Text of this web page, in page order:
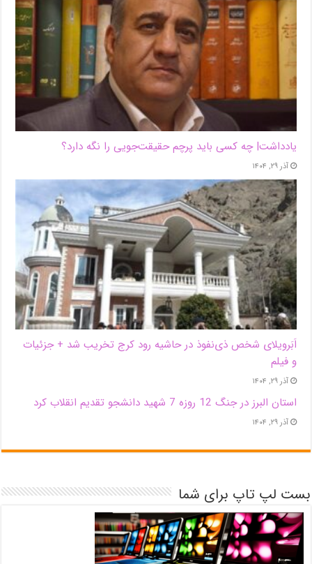
یادداشت| ‌چه کسی باید پرچم حقیقت‌جویی را نگه دارد؟
آذر ۲۹, ۱۴۰۴
اَبَر‌ویلای شخص ذی‌نفوذ در حاشیه‌ رود کرج تخریب شد + جزئیات
و فیلم
آذر ۲۹, ۱۴۰۴
استان البرز در جنگ 12 روزه 7 شهید دانشجو تقدیم انقلاب کرد
آذر ۲۹, ۱۴۰۴
بست لپ تاپ برای شما